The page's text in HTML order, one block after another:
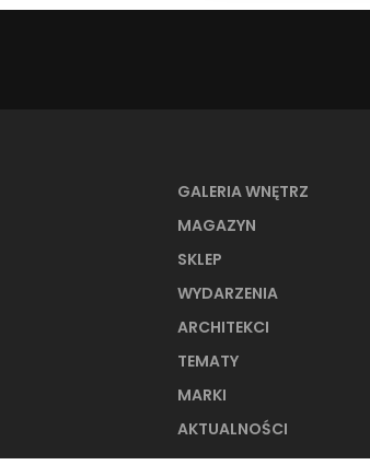
GALERIA WNĘTRZ
MAGAZYN
SKLEP
WYDARZENIA
ARCHITEKCI
TEMATY
MARKI
AKTUALNOŚCI